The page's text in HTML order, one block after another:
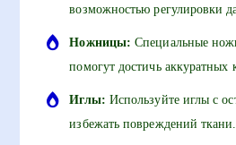
возможностью регулировки
Ножницы: Специальные
помогут достичь аккуратных
Иглы: Используйте иглы с
избежать повреждений ткани.